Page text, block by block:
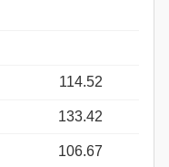
114.52
133.42
106.67